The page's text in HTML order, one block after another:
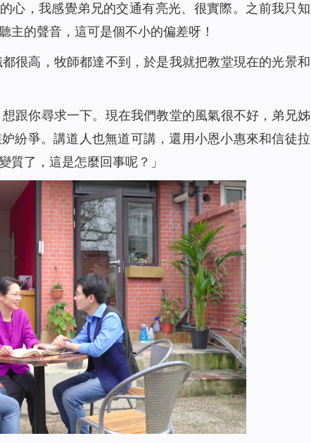
1829 07:12
1867 09:35
2269 00:00
1653 13:49
，我感覺弟兄的交通有亮光、很實際。之前我只知
主的聲音，這可是個不小的偏差呀！
很高，牧師都達不到，於是我就把教堂現在的光景和
跟你尋求一下。現在我們教堂的風氣很不好，弟兄姊
紛爭。講道人也無道可講，還用小恩小惠來和信徒拉
質了，這是怎麼回事呢？」